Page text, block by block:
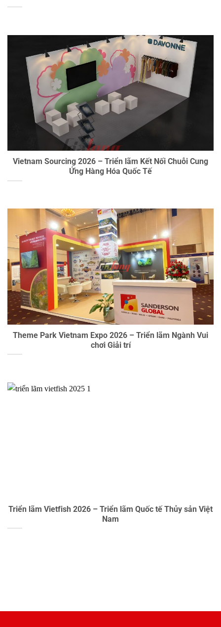
Vietnam Sourcing 2026 – Triển lãm Kết Nối Chuỗi Cung
Ứng Hàng Hóa Quốc Tế
Theme Park Vietnam Expo 2026 – Triển lãm Ngành Vui
chơi Giải trí
Triển lãm Vietfish 2026 – Triển lãm Quốc tế Thủy sản Việt
Nam